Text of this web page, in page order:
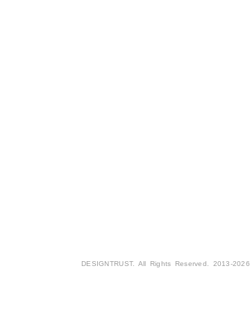
DESIGNTRUST. All Rights Reserved. 2013-2026